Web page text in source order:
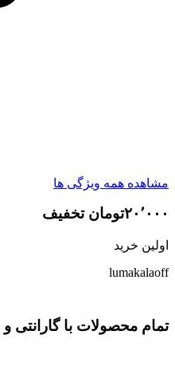
مشاهده همه ویژگی ها
۲۰٬۰۰۰تومان تخفیف
اولین خرید
lumakalaoff
تمام محصولات با گارانتی